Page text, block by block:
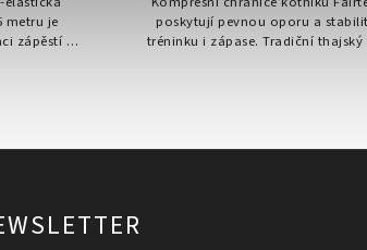
metru je
zápěstí a
poskytují pevnou oporu a
tréninku i zápase. Tradiční thajský